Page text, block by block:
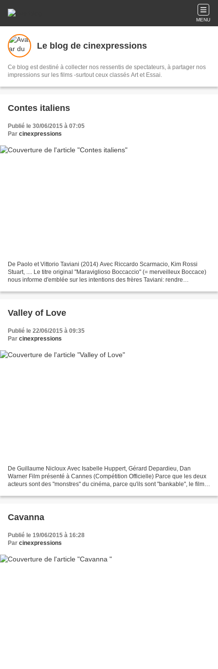
MENU
Le blog de cinexpressions
Ce blog est destiné à collecter nos ressentis de spectateurs, à partager nos
impressions sur les films -surtout ceux classés Art et Essai.
Contes italiens
Publié le 30/06/2015 à 07:05
Par cinexpressions
De Paolo et Vittorio Taviani (2014) Avec Riccardo Scarmacio, Kim Rossi
Stuart, .... Le titre original "Maraviglioso Boccaccio" (= merveilleux Boccace)
nous informe d'emblée sur les intentions des frères Taviani: rendre
Valley of Love
Publié le 22/06/2015 à 09:35
Par cinexpressions
De Guillaume Nicloux Avec Isabelle Huppert, Gérard Depardieu, Dan
Warner Film présenté à Cannes (Compétition Officielle) Parce que les deux
acteurs sont des "monstres" du cinéma, parce qu'ils sont "bankable", le film
Cavanna
Publié le 19/06/2015 à 16:28
Par cinexpressions